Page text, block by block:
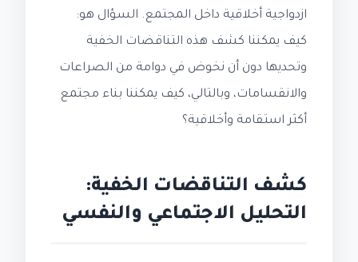
ازدواجية أخلاقية داخل المجتمع. السؤال هو:
كيف يمكننا كشف هذه التناقضات الخفية
وتحديها دون أن نخوض في دوامة من الصراعات
والانقسامات، وبالتالي، كيف يمكننا بناء مجتمع
أكثر استقامة وأخلاقية؟
كشف التناقضات الخفية:
التحليل الاجتماعي والنفسي